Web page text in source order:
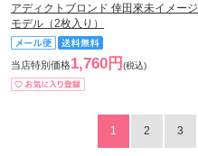
アディクトブロンド 倖田來未イメージ
モデル（2枚入り）
当店特別価格1,760円 (税込)
1 2 3